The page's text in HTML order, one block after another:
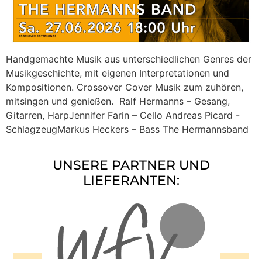
Handgemachte Musik aus unterschiedlichen Genres der
Musikgeschichte, mit eigenen Interpretationen und
Kompositionen. Crossover Cover Musik zum zuhören,
mitsingen und genießen. Ralf Hermanns – Gesang,
Gitarren, HarpJennifer Farin – Cello Andreas Picard -
SchlagzeugMarkus Heckers – Bass The Hermannsband
UNSERE PARTNER UND
LIEFERANTEN:
WFV Wohnen + Ferien Vermittlungs-GmbH
Vermietet, verwaltet und verkauft Wohnungen